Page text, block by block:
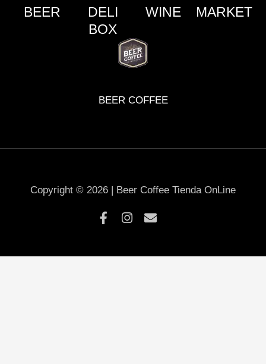
BEER
DELI
BOX
WINE MARKET
BEER COFFEE
Copyright © 2026 | Beer Coffee Tienda OnLine